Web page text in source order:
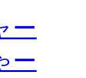
ー
ー